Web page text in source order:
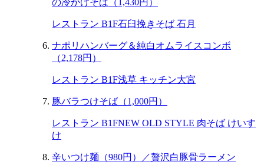
の冷かけそば（1,430円）
レストラン B1F石臼挽きそば 石月
ナポリハンバーグ＆純白オムライスコンボ
（2,178円）
レストラン B1F浅草 キッチン大宮
豚バラつけそば（1,000円）
レストラン B1FNEW OLD STYLE 肉そば けいす
け
辛いつけ麺（980円）／贅沢白豚骨ラーメン